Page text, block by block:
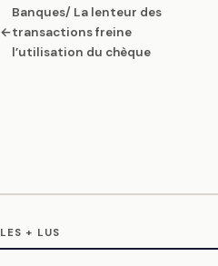
←
Banques/ La lenteur des
transactions freine
l’utilisation du chèque
LES + LUS